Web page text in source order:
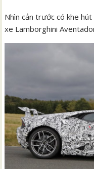
Nhìn cản trước có khe
xe Lamborghini